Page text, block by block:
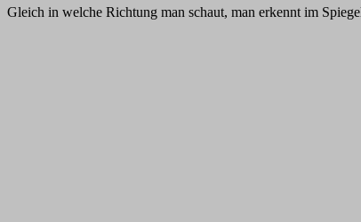
Gleich in welche Richtung man schaut, man erkennt im